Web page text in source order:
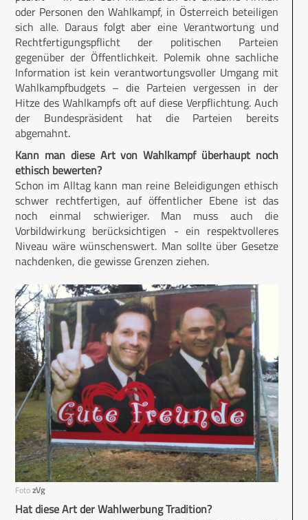
oder Personen den Wahlkampf, in Österreich beteiligen
sich alle. Daraus folgt aber eine Verantwortung und
Rechtfertigungspflicht der politischen Parteien
gegenüber der Öffentlichkeit. Polemik ohne sachliche
Information ist kein verantwortungsvoller Umgang mit
Wahlkampfbudgets – die Parteien vergessen in der
Hitze des Wahlkampfs oft auf diese Verpflichtung. Auch
der Bundespräsident hat die Parteien bereits
abgemahnt.
Kann man diese Art von Wahlkampf überhaupt noch
ethisch bewerten?
Schon im Alltag kann man reine Beleidigungen ethisch
schwer rechtfertigen, auf öffentlicher Ebene ist das
noch einmal schwieriger. Man muss auch die
Vorbildwirkung berücksichtigen - ein respektvolleres
Niveau wäre wünschenswert. Man sollte über Gesetze
nachdenken, die gewisse Grenzen ziehen.
FotozVg
Hat diese Art der Wahlwerbung Tradition?